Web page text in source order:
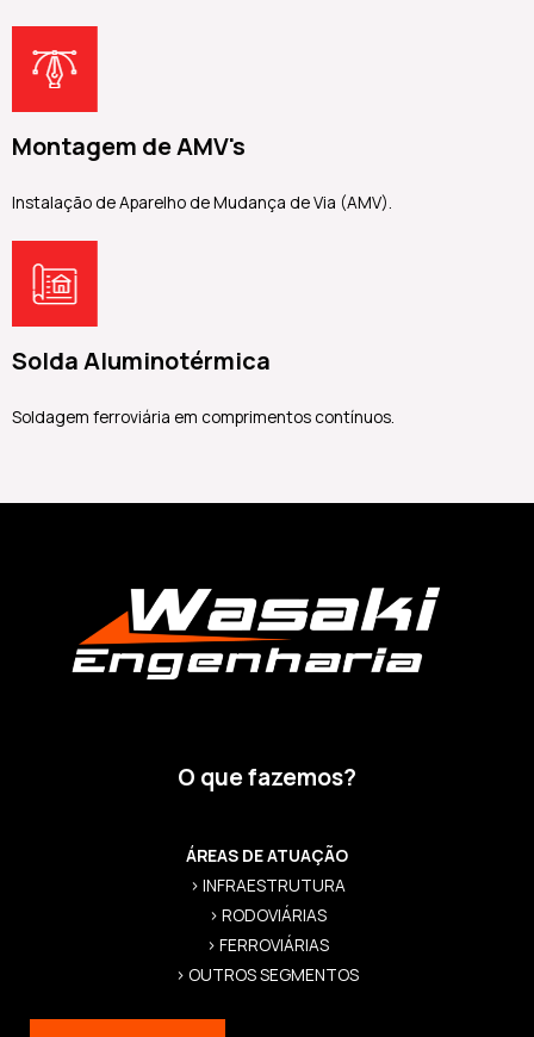
Montagem de AMV's
Instalação de Aparelho de Mudança de Via (AMV).
Solda Aluminotérmica
Soldagem ferroviária em comprimentos contínuos.
O que fazemos?
ÁREAS DE ATUAÇÃO
> INFRAESTRUTURA
> RODOVIÁRIAS
> FERROVIÁRIAS
> OUTROS SEGMENTOS